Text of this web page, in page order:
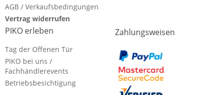
AGB / Verkaufsbedingungen
Vertrag widerrufen
PIKO erleben
Tag der Offenen Tür
PIKO bei uns /
Fachhändlerevents
Betriebsbesichtigung
Zahlungsweisen